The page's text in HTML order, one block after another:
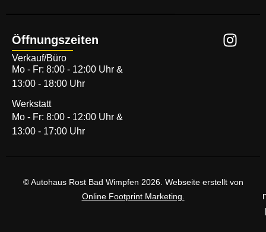
Öffnungszeiten
Verkauf/Büro
Mo - Fr: 8:00 - 12:00 Uhr &
13:00 - 18:00 Uhr
Werkstatt
Mo - Fr: 8:00 - 12:00 Uhr &
13:00 - 17:00 Uhr
© Autohaus Rost Bad Wimpfen 2026. Webseite erstellt von
Online Footprint Marketing.